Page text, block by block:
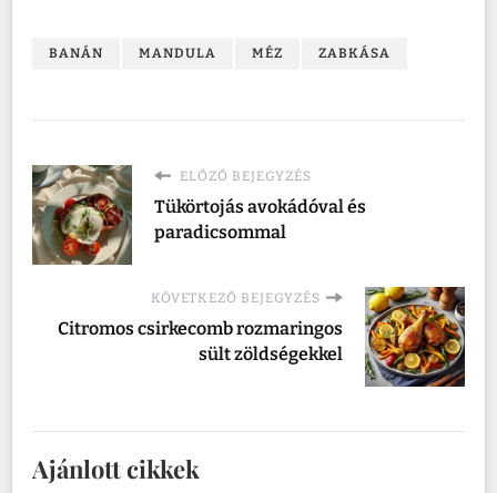
BANÁN MANDULA MÉZ ZABKÁSA
ELŐZŐ BEJEGYZÉS
Tükörtojás avokádóval és
paradicsommal
KÖVETKEZŐ BEJEGYZÉS
Citromos csirkecomb rozmaringos
sült zöldségekkel
Ajánlott cikkek